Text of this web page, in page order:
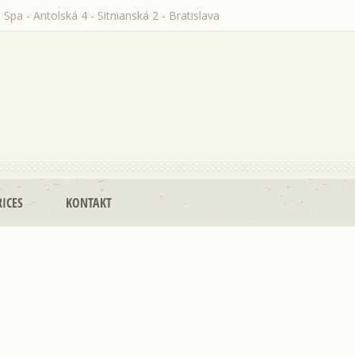
Spa - Antolská 4 - Sitnianská 2 - Bratislava
KONTAKT